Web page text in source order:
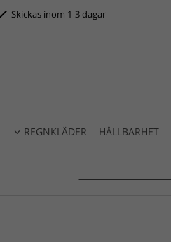
Skickas inom 1-3 dagar
REGNKLÄDER HÅLLBARHET